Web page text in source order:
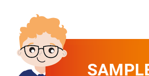
Tabkaarten
Budget kaarten
Andere opvallende mailings
Duurzame Marketing
Marketing voor Scholen
Horeca Marketing
Klantenbinding
Duurzaamheid
Brochure downloaden